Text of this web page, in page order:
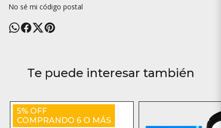
No sé mi código postal
Te puede interesar también
5% OFF
COMPRANDO 6 O MÁS